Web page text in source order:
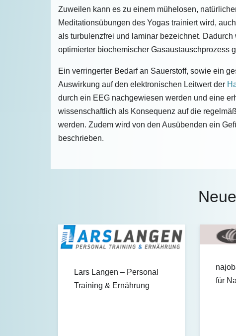
Zuweilen kann es zu einem mühelosen,
Meditationsübungen des Yogas trainiert wird,
als turbulenzfrei und laminar bezeichnet.
optimierter biochemischer Gasaustauschprozess
Ein verringerter Bedarf an Sauerstoff, sowie ein
Auswirkung auf den elektronischen Leitwert der
durch ein EEG nachgewiesen werden und eine
wissenschaftlich als Konsequenz auf die
werden. Zudem wird von den Ausübenden ein
beschrieben.
Lars Langen – Personal
Training & Ernährung
für